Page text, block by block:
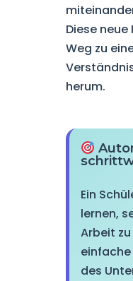
Diese
Weg zu
herum.
Ein
lernen,
Arbeit
des